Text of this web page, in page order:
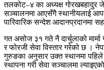
तलकोट–४ का अध्यक्ष गोरखबहादुर
सञ्चालनमा आएसँगै स्थानीयलाई
पारिवारिक सन्देश आदानप्रदानमा
गत असोज ३१ गते नै दार्चुलाको
र फोरजी सेवा विस्तार गरेको छ ।
गुरुङका अनुसार उक्त स्थानमा पहिले
स्थापना गरी सेवा सञ्चालमा